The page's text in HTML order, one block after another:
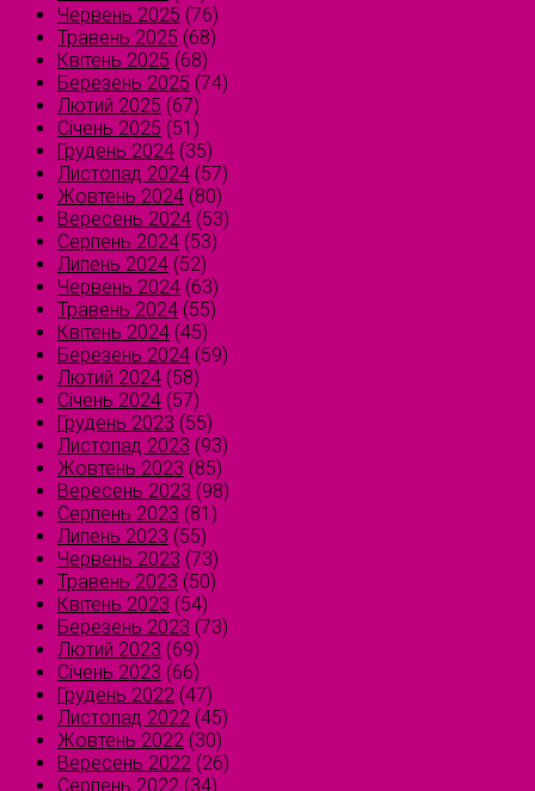
Червень 2025 (76)
Травень 2025 (68)
Квітень 2025 (68)
Березень 2025 (74)
Лютий 2025 (67)
Січень 2025 (51)
Грудень 2024 (35)
Листопад 2024 (57)
Жовтень 2024 (80)
Вересень 2024 (53)
Серпень 2024 (53)
Липень 2024 (52)
Червень 2024 (63)
Травень 2024 (55)
Квітень 2024 (45)
Березень 2024 (59)
Лютий 2024 (58)
Січень 2024 (57)
Грудень 2023 (55)
Листопад 2023 (93)
Жовтень 2023 (85)
Вересень 2023 (98)
Серпень 2023 (81)
Липень 2023 (55)
Червень 2023 (73)
Травень 2023 (50)
Квітень 2023 (54)
Березень 2023 (73)
Лютий 2023 (69)
Січень 2023 (66)
Грудень 2022 (47)
Листопад 2022 (45)
Жовтень 2022 (30)
Вересень 2022 (26)
Серпень 2022 (34)